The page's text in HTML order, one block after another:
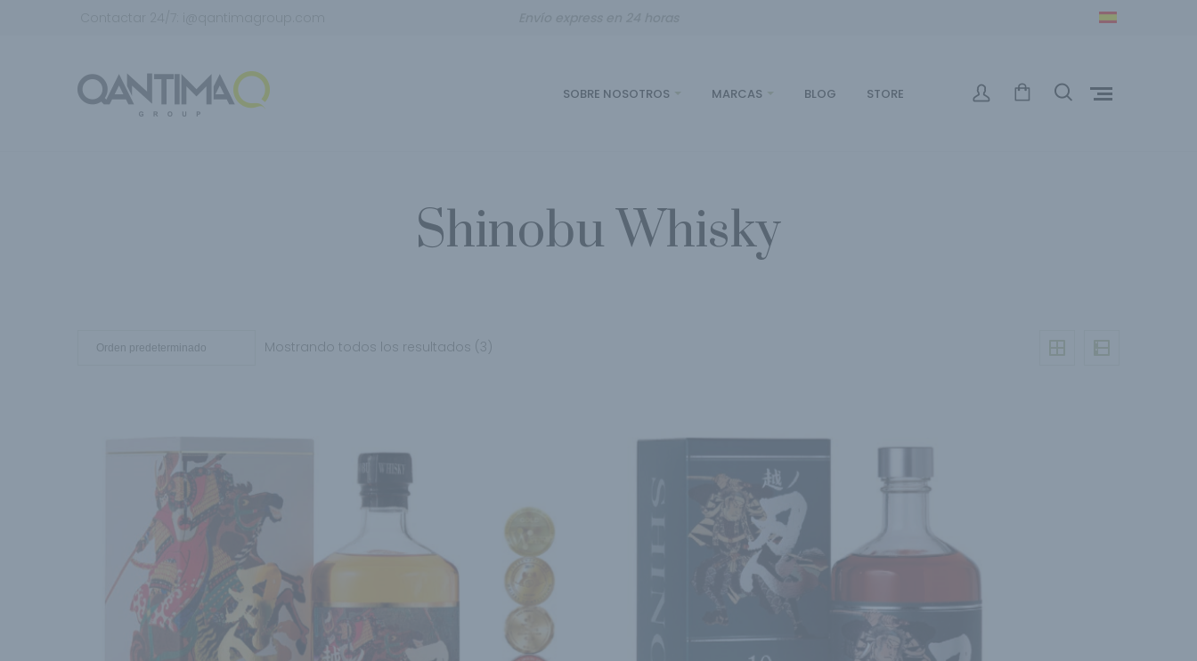
SOBRE NOSOTROS MARCAS BLOG STORE
Shinobu Whisky
Mostrando todos los resultados (3)